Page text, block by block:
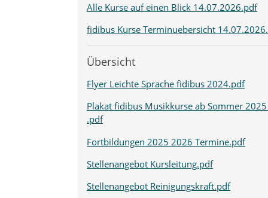
Alle Kurse auf einen Blick 14.07.2026.pdf
fidibus Kurse Terminuebersicht
Übersicht
Flyer Leichte Sprache fidibus 2024.pdf
Plakat fidibus Musikkurse ab Sommer
.pdf
Fortbildungen 2025 2026 Termine.pdf
Stellenangebot Kursleitung.pdf
Stellenangebot Reinigungskraft.pdf